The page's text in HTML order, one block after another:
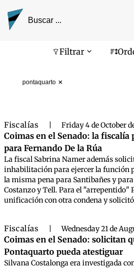
Filtrar
pontaquarto
Pantalla de búsqueda
Fiscalías Friday 4 de October
Coimas en el Senado: la
para Fernando De la Rúa
La fiscal Sabrina Namer además
inhabilitación para ejercer la función
la misma pena para Santibañes y
Costanzo y Tell. Para el "arrepentido"
unificación con otra condena y
Fiscalías Wednesday 21 de
Coimas en el Senado: solicitan
Pontaquarto pueda atestiguar
Silvana Costalonga era investigada